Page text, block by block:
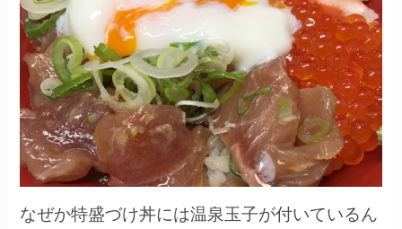
なぜか特盛づけ丼には温泉玉子が付いているん